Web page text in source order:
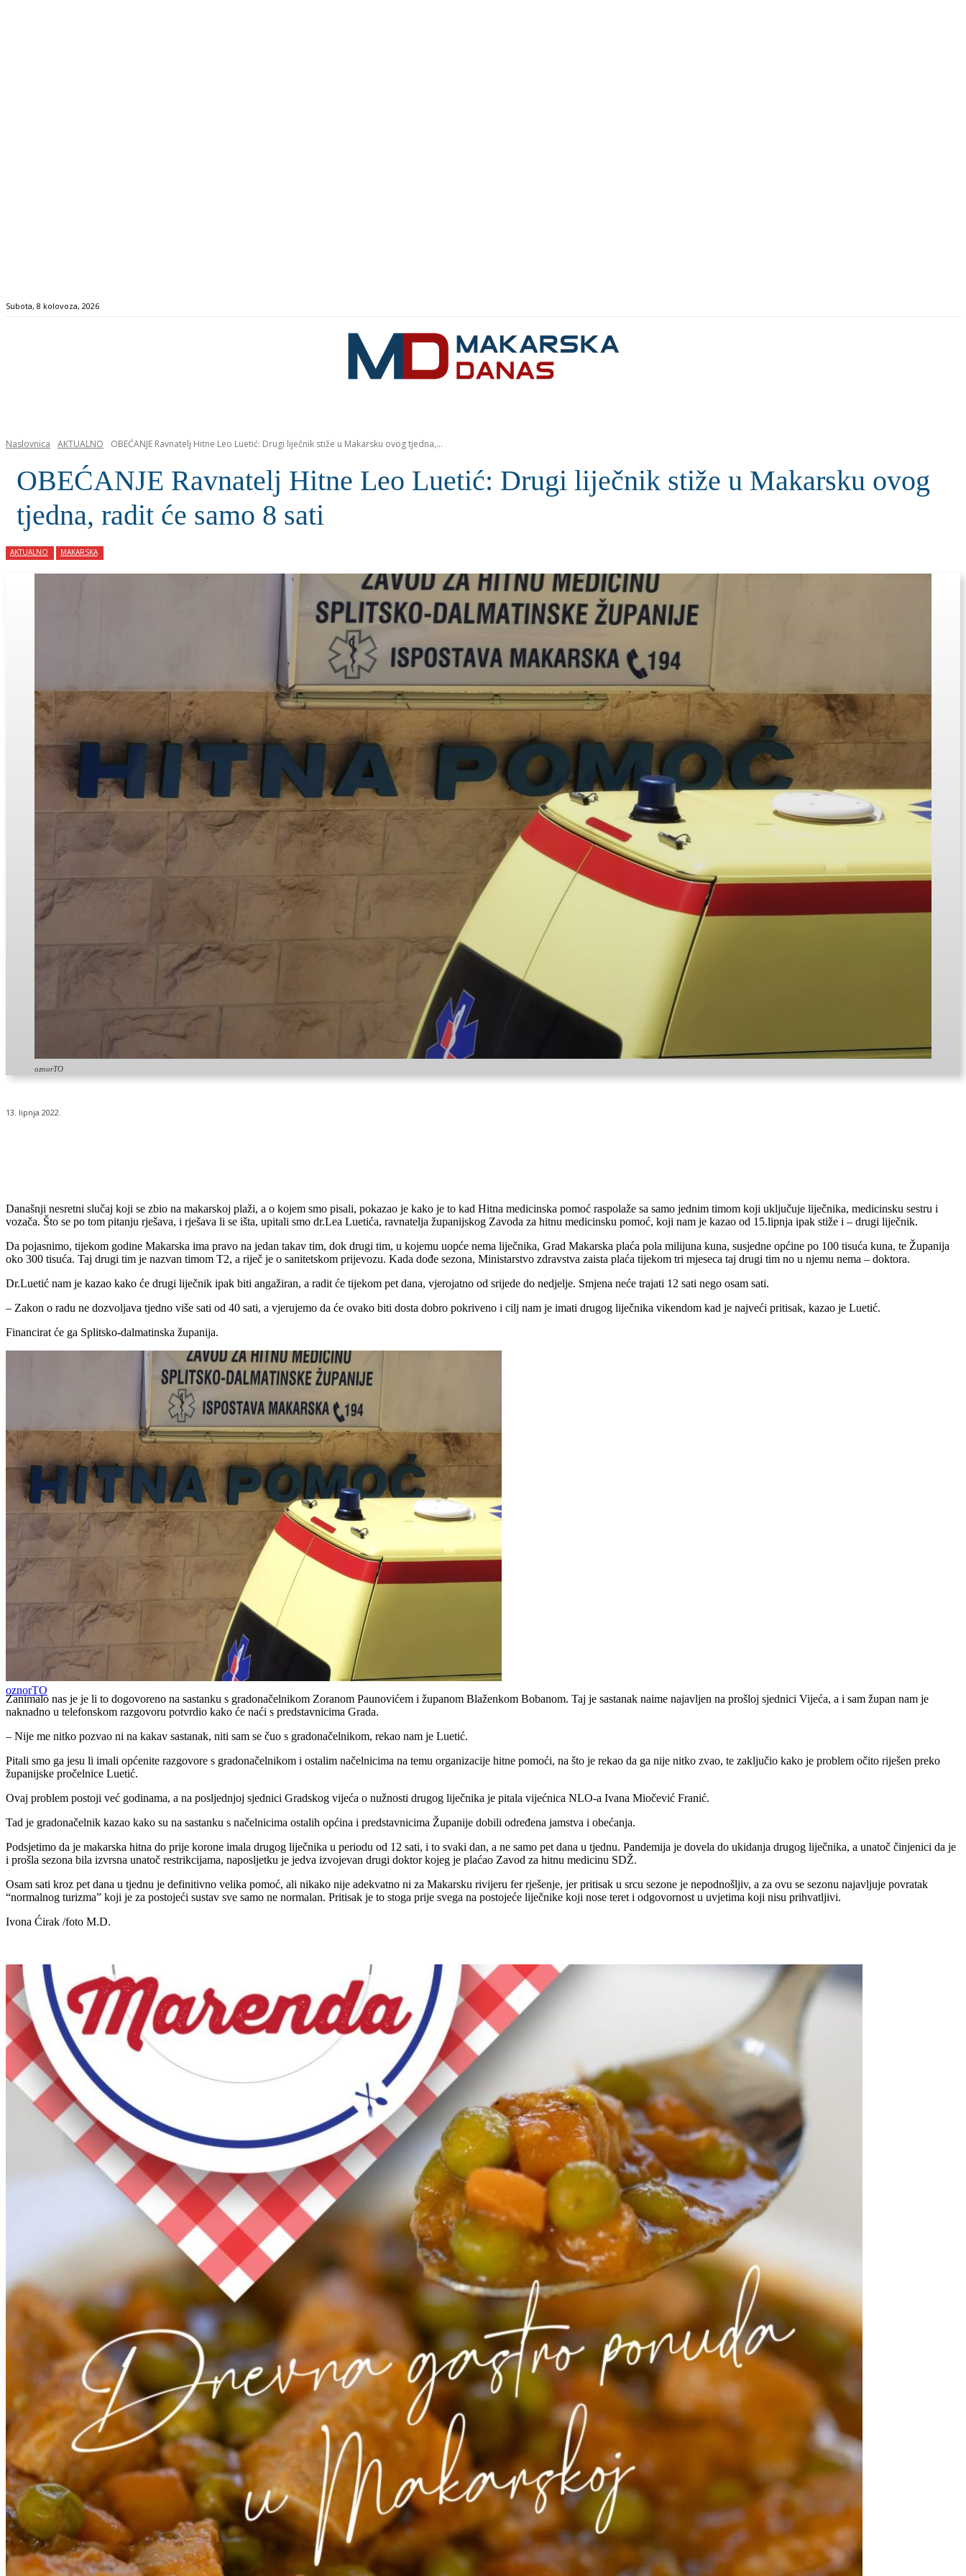
Subota, 8 kolovoza, 2026
Naslovnica AKTUALNO OBEĆANJE Ravnatelj Hitne Leo Luetić: Drugi liječnik stiže u Makarsku ovog tjedna,...
OBEĆANJE Ravnatelj Hitne Leo Luetić: Drugi liječnik stiže u Makarsku ovog
tjedna, radit će samo 8 sati
AKTUALNO MAKARSKA
oznorTO
13. lipnja 2022.
Današnji nesretni slučaj koji se zbio na makarskoj plaži, a o kojem smo pisali, pokazao je kako je to kad Hitna medicinska pomoć raspolaže sa samo jednim timom koji uključuje liječnika, medicinsku sestru i
vozača. Što se po tom pitanju rješava, i rješava li se išta, upitali smo dr.Lea Luetića, ravnatelja županijskog Zavoda za hitnu medicinsku pomoć, koji nam je kazao od 15.lipnja ipak stiže i – drugi liječnik.
Da pojasnimo, tijekom godine Makarska ima pravo na jedan takav tim, dok drugi tim, u kojemu uopće nema liječnika, Grad Makarska plaća pola milijuna kuna, susjedne općine po 100 tisuća kuna, te Županija
oko 300 tisuća. Taj drugi tim je nazvan timom T2, a riječ je o sanitetskom prijevozu. Kada dođe sezona, Ministarstvo zdravstva zaista plaća tijekom tri mjeseca taj drugi tim no u njemu nema – doktora.
Dr.Luetić nam je kazao kako će drugi liječnik ipak biti angažiran, a radit će tijekom pet dana, vjerojatno od srijede do nedjelje. Smjena neće trajati 12 sati nego osam sati.
– Zakon o radu ne dozvoljava tjedno više sati od 40 sati, a vjerujemo da će ovako biti dosta dobro pokriveno i cilj nam je imati drugog liječnika vikendom kad je najveći pritisak, kazao je Luetić.
Financirat će ga Splitsko-dalmatinska županija.
oznorTO
Zanimalo nas je je li to dogovoreno na sastanku s gradonačelnikom Zoranom Paunovićem i županom Blaženkom Bobanom. Taj je sastanak naime najavljen na prošloj sjednici Vijeća, a i sam župan nam je
naknadno u telefonskom razgovoru potvrdio kako će naći s predstavnicima Grada.
– Nije me nitko pozvao ni na kakav sastanak, niti sam se čuo s gradonačelnikom, rekao nam je Luetić.
Pitali smo ga jesu li imali općenite razgovore s gradonačelnikom i ostalim načelnicima na temu organizacije hitne pomoći, na što je rekao da ga nije nitko zvao, te zaključio kako je problem očito riješen preko
županijske pročelnice Luetić.
Ovaj problem postoji već godinama, a na posljednjoj sjednici Gradskog vijeća o nužnosti drugog liječnika je pitala vijećnica NLO-a Ivana Miočević Franić.
Tad je gradonačelnik kazao kako su na sastanku s načelnicima ostalih općina i predstavnicima Županije dobili određena jamstva i obećanja.
Podsjetimo da je makarska hitna do prije korone imala drugog liječnika u periodu od 12 sati, i to svaki dan, a ne samo pet dana u tjednu. Pandemija je dovela do ukidanja drugog liječnika, a unatoč činjenici da je
i prošla sezona bila izvrsna unatoč restrikcijama, naposljetku je jedva izvojevan drugi doktor kojeg je plaćao Zavod za hitnu medicinu SDŽ.
Osam sati kroz pet dana u tjednu je definitivno velika pomoć, ali nikako nije adekvatno ni za Makarsku rivijeru fer rješenje, jer pritisak u srcu sezone je nepodnošljiv, a za ovu se sezonu najavljuje povratak
“normalnog turizma” koji je za postojeći sustav sve samo ne normalan. Pritisak je to stoga prije svega na postojeće liječnike koji nose teret i odgovornost u uvjetima koji nisu prihvatljivi.
Ivona Ćirak /foto M.D.